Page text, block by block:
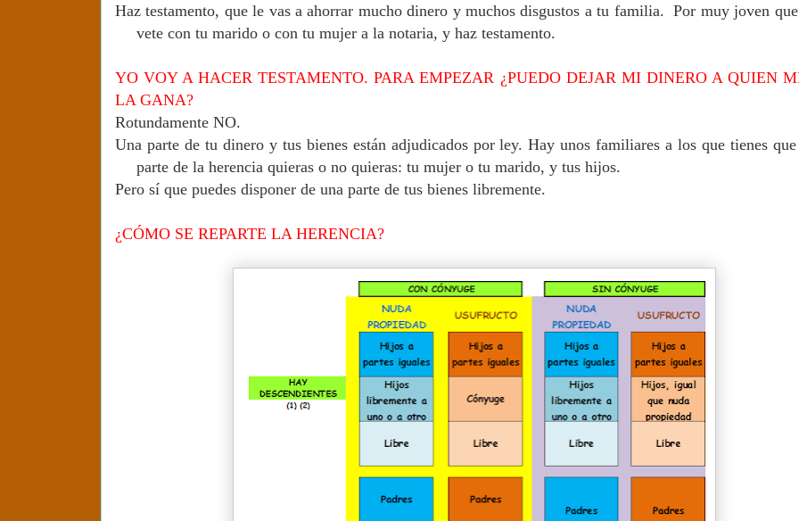
Haz testamento, que le vas a ahorrar mucho dinero y muchos disgustos a tu familia. Por muy joven que
vete con tu marido o con tu mujer a la notaria, y haz testamento.
YO VOY A HACER TESTAMENTO. PARA EMPEZAR ¿PUEDO DEJAR MI DINERO A QUIEN
LA GANA?
Rotundamente NO.
Una parte de tu dinero y tus bienes están adjudicados por ley. Hay unos familiares a los que tienes
parte de la herencia quieras o no quieras: tu mujer o tu marido, y tus hijos.
Pero sí que puedes disponer de una parte de tus bienes libremente.
¿CÓMO SE REPARTE LA HERENCIA?